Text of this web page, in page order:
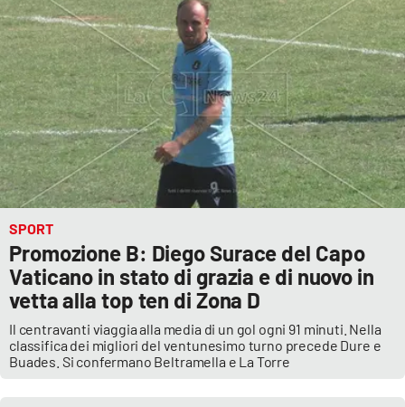
Parchi Marini Calabria
Leggendo Alvaro insieme
Imprese Di Calabria
Le perfidie di Antonella Grippo
Venti di comunicazione
STREAMING
LaC TV
LaC Network
SPORT
Promozione B: Diego Surace del Capo
Vaticano in stato di grazia e di nuovo in
vetta alla top ten di Zona D
Il centravanti viaggia alla media di un gol ogni 91 minuti. Nella
classifica dei migliori del ventunesimo turno precede Dure e
Buades. Si confermano Beltramella e La Torre